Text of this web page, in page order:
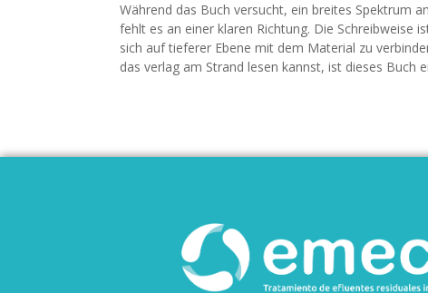
Während das Buch versucht, ein breites Spektrum
fehlt es an einer klaren Richtung. Die Schreibweise
sich auf tieferer Ebene mit dem Material zu
das verlag am Strand lesen kannst, ist dieses Buch